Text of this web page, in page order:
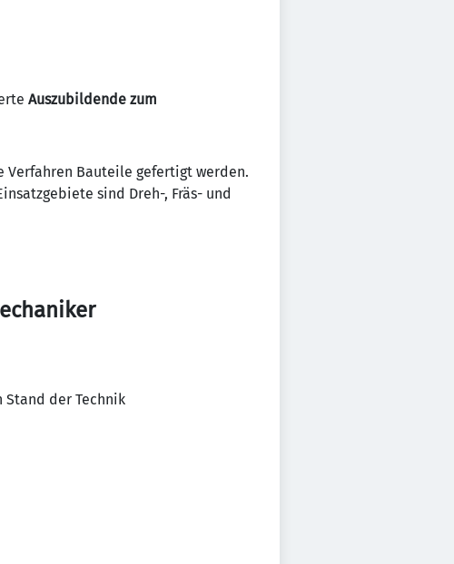
Auszubildende zum
Bauteile gefertigt werden.
sind Dreh-, Fräs- und
Stand der Technik